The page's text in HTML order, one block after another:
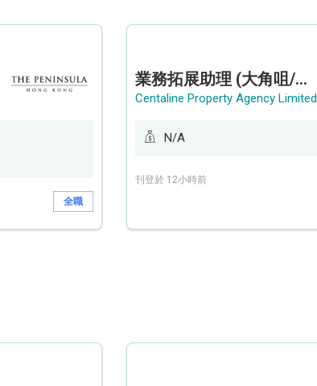
全職
業務拓展助理 (大角咀/荔枝角/九龍塘)
Centaline Property Agency Limited
N/A
刊登於 12小時前